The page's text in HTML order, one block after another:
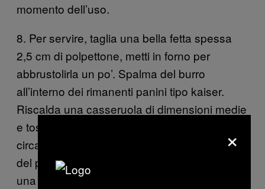
momento dell’uso.
8. Per servire, taglia una bella fetta spessa
2,5 cm di polpettone, metti in forno per
abbrustolirla un po’. Spalma del burro
all’interno dei rimanenti panini tipo kaiser.
Riscalda una casseruola di dimensioni medie
e tosta l’interno dei panini fino a doratura, in
circa 3 minuti. Poi, metti una delle due metà
del pane su una griglia in forno e farcisci con
una fetta di polpettone, 2 fette di formaggio e
×